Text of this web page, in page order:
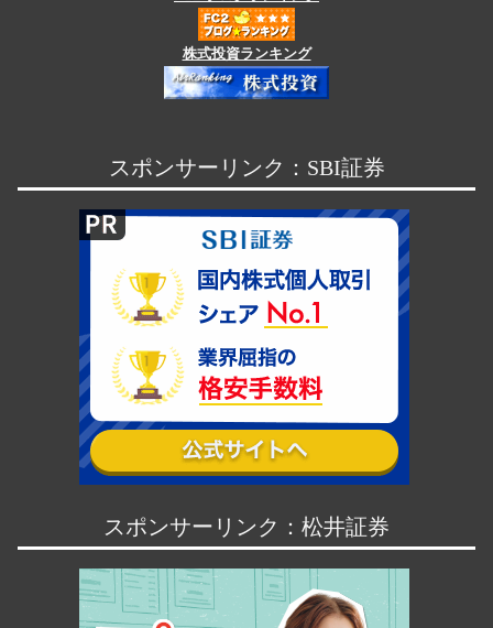
株式投資ランキング
スポンサーリンク：SBI証券
スポンサーリンク：松井証券